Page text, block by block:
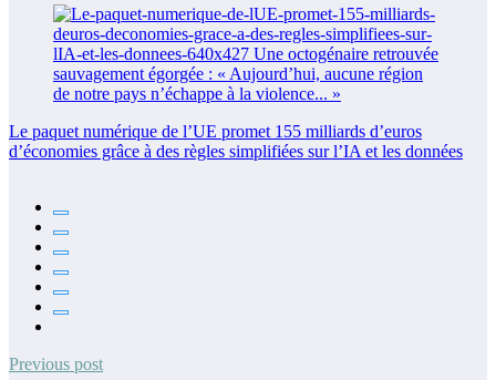
Le paquet numérique de l’UE promet 155 milliards d’euros
d’économies grâce à des règles simplifiées sur l’IA et les données
Previous post